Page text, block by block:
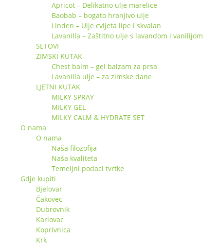
Apricot – Delikatno ulje marelice
Baobab – bogato hranjivo ulje
Linden – Ulje cvijeta lipe i skvalan
Lavanilla – Zaštitno ulje s lavandom i vanilijom
SETOVI
ZIMSKI KUTAK
Chest balm – gel balzam za prsa
Lavanilla ulje – za zimske dane
LJETNI KUTAK
MILKY SPRAY
MILKY GEL
MILKY CALM & HYDRATE SET
O nama
O nama
Naša filozofija
Naša kvaliteta
Temeljni podaci tvrtke
Gdje kupiti
Bjelovar
Čakovec
Dubrovnik
Karlovac
Koprivnica
Krk